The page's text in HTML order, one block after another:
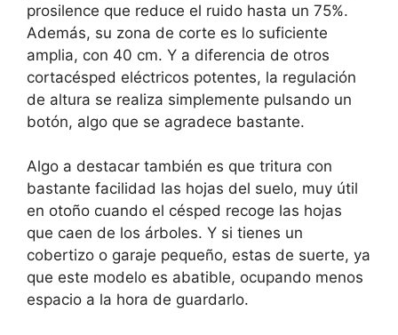
prosilence que reduce el ruido hasta un 75%.
Además, su zona de corte es lo suficiente
amplia, con 40 cm. Y a diferencia de otros
cortacésped eléctricos potentes, la regulación
de altura se realiza simplemente pulsando un
botón, algo que se agradece bastante.
Algo a destacar también es que tritura con
bastante facilidad las hojas del suelo, muy útil
en otoño cuando el césped recoge las hojas
que caen de los árboles. Y si tienes un
cobertizo o garaje pequeño, estas de suerte, ya
que este modelo es abatible, ocupando menos
espacio a la hora de guardarlo.